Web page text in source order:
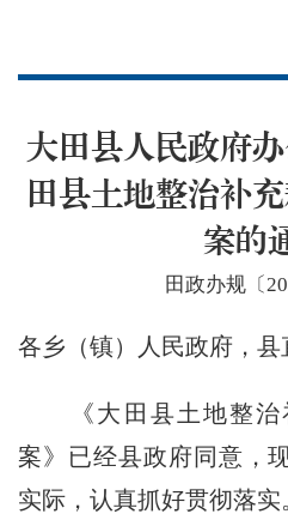
大田县人民政府
田县土地整治补
案的
田政办规〔
各乡（镇）人民政府，县
《大田县土地整治
案》已经县政府同意，
实际，认真抓好贯彻落实